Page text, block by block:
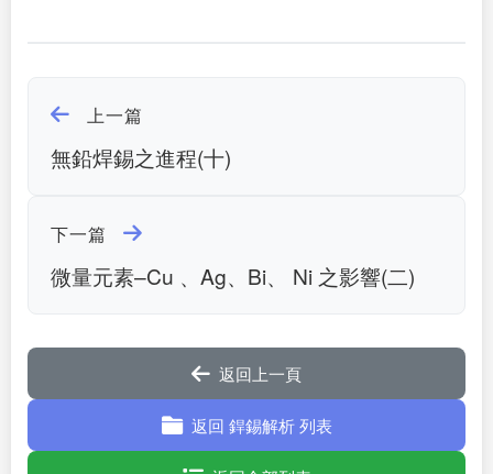
上一篇
無鉛焊錫之進程(十)
下一篇
微量元素–Cu 、Ag、Bi、 Ni 之影響(二)
返回上一頁
返回 銲錫解析 列表